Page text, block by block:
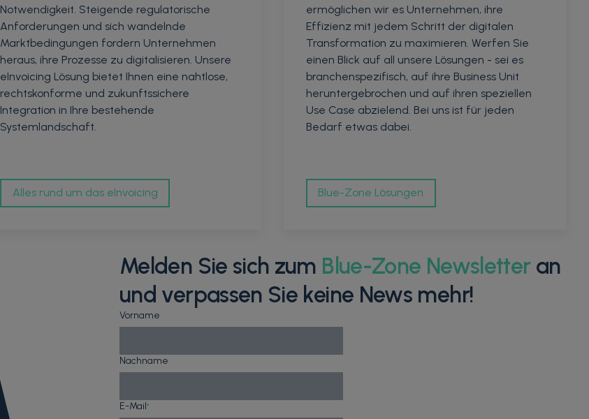
Notwendigkeit. Steigende regulatorische
Anforderungen und sich wandelnde
Marktbedingungen fordern Unternehmen
heraus, ihre Prozesse zu digitalisieren. Unsere
eInvoicing Lösung bietet Ihnen eine nahtlose,
rechtskonforme und zukunftssichere
Integration in Ihre bestehende
Systemlandschaft.
Alles rund um das eInvoicing
ermöglichen wir es Unternehmen, ihre
Effizienz mit jedem Schritt der digitalen
Transformation zu maximieren. Werfen Sie
einen Blick auf all unsere Lösungen - sei es
branchenspezifisch, auf ihre Business Unit
heruntergebrochen und auf ihren speziellen
Use Case abzielend. Bei uns ist für jeden
Bedarf etwas dabei.
Blue-Zone Lösungen
Melden Sie sich zum Blue-Zone Newsletteran
und verpassen Sie keine News mehr!
Vorname
Nachname
E-Mail*